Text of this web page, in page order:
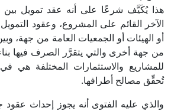
هذا يُكَيَّف شرعًا على أنه عقد تمويل
الآخر القائم على المشروع، وعقود التمويل
أو الهيئات أو الجمعيات العامة من جهة،
من جهة أخرى والتي يتقرَّر الصرف فيها
للمشاريع والاستثمارات المختلفة هي
تُحقِّق مصالح أطرافها.
والذي عليه الفتوى أنه يجوز إحداث